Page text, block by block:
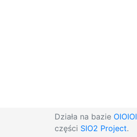
Działa na bazie OIOIOI
części SIO2 Project.